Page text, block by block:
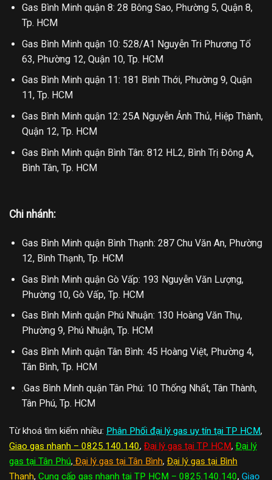
Gas Bình Minh quận 8: 28 Bông Sao, Phường 5, Quận 8,
Tp. HCM
Gas Bình Minh quận 10: 528/A1 Nguyễn Tri Phương Tổ
63, Phường 12, Quận 10, Tp. HCM
Gas Bình Minh quận 11: 181 Bình Thới, Phường 9, Quận
11, Tp. HCM
Gas Bình Minh quận 12: 25A Nguyễn Ảnh Thủ, Hiệp Thành,
Quận 12, Tp. HCM
Gas Bình Minh quận Bình Tân: 812 HL2, Bình Trị Đông A,
Bình Tân, Tp. HCM
Chi nhánh:
Gas Bình Minh quận Bình Thạnh: 287 Chu Văn An, Phường
12, Bình Thạnh, Tp. HCM
Gas Bình Minh quận Gò Vấp: 193 Nguyễn Văn Lượng,
Phường 10, Gò Vấp, Tp. HCM
Gas Bình Minh quận Phú Nhuận: 130 Hoàng Văn Thụ,
Phường 9, Phú Nhuận, Tp. HCM
Gas Bình Minh quận Tân Bình: 45 Hoàng Việt, Phường 4,
Tân Bình, Tp. HCM
.Gas Bình Minh quận Tân Phú: 10 Thống Nhất, Tân Thành,
Tân Phú, Tp. HCM
Từ khoá tìm kiếm nhiều: Phân Phối đại lý gas uy tín tại TP HCM,
Giao gas nhanh – 0825.140.140, Đại lý gas tại TP HCM, Đại lý
gas tại Tân Phú, Đại lý gas tại Tân Bình, Đại lý gas tại Bình
Thạnh, Cung cấp gas nhanh tại TP HCM – 0825.140.140, Giao